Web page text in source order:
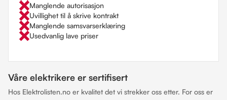
Manglende autorisasjon
Uvillighet til å skrive kontrakt
Manglende samsvarserklæring
Usedvanlig lave priser
Våre elektrikere er sertifisert
Hos Elektrolisten.no er kvalitet det vi strekker oss etter. For oss er